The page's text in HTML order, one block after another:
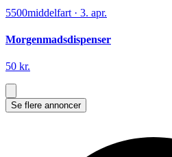
5500middelfart · 3. apr.
Morgenmadsdispenser
50 kr.
Se flere annoncer